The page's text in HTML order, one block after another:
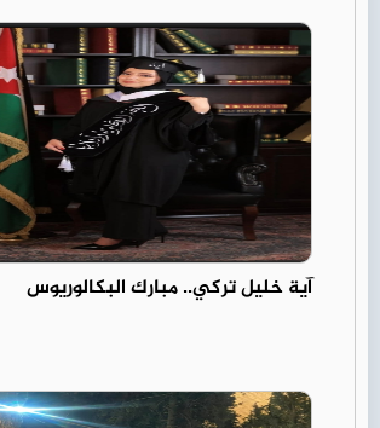
آية خليل تركي.. مبارك البكالوريوس